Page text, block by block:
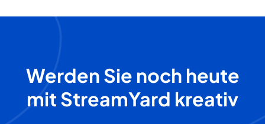
Werden Sie noch heute
mit StreamYard kreativ